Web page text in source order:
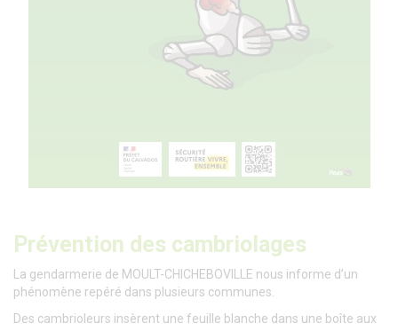
Prévention des cambriolages
La gendarmerie de MOULT-CHICHEBOVILLE nous informe d’un
phénomène repéré dans plusieurs communes.
Des cambrioleurs insèrent une feuille blanche dans une boîte aux